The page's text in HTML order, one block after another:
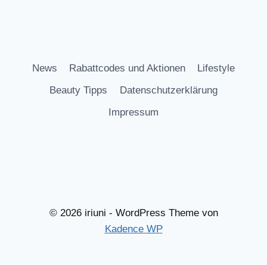
News Rabattcodes und Aktionen
Lifestyle
Beauty Tipps
Datenschutzerklärung
Impressum
© 2026 iriuni - WordPress Theme von
Kadence WP